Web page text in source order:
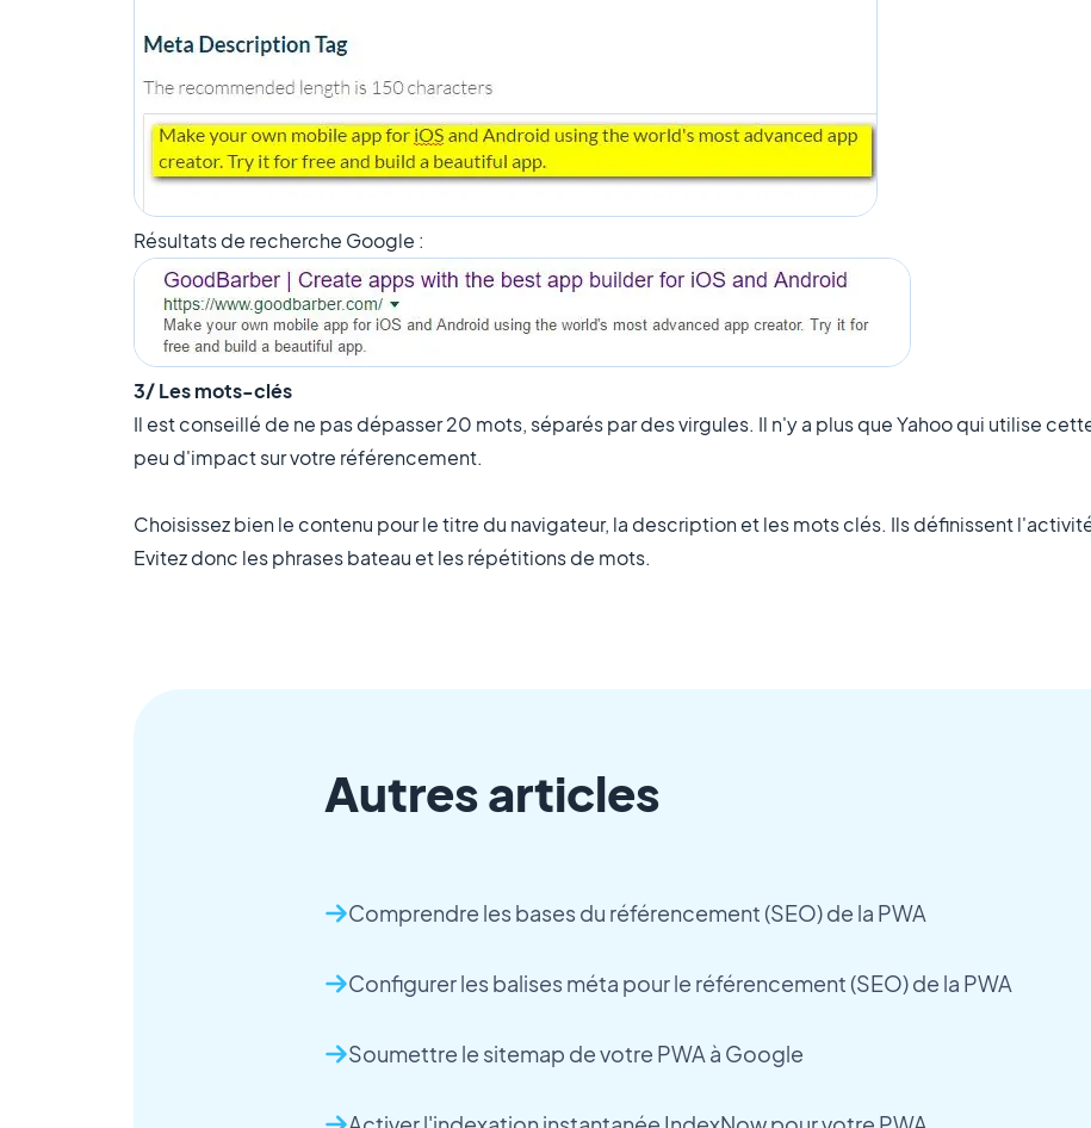
Résultats de recherche Google :
3/ Les mots-clés
Il est conseillé de ne pas dépasser 20 mots, séparés par des virgules. Il n'y a plus que Yahoo qui utilise
peu d'impact sur votre référencement.
Choisissez bien le contenu pour le titre du navigateur, la description et les mots clés. Ils définissent
Evitez donc les phrases bateau et les répétitions de mots.
Autres articles
Comprendre les bases du référencement (SEO) de la PWA
Configurer les balises méta pour le référencement (SEO) de la PWA
Soumettre le sitemap de votre PWA à Google